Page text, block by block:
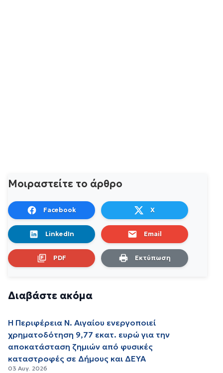
Μοιραστείτε το άρθρο
Facebook X
LinkedIn Email
PDF Εκτύπωση
Διαβάστε ακόμα
Η Περιφέρεια Ν. Αιγαίου ενεργοποιεί
χρηματοδότηση 9,77 εκατ. ευρώ για την
αποκατάσταση ζημιών από φυσικές
καταστροφές σε Δήμους και ΔΕΥΑ
03 Αυγ. 2026